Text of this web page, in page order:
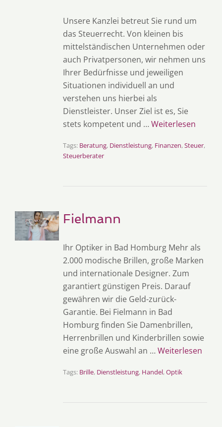
Unsere Kanzlei betreut Sie rund um
das Steuerrecht. Von kleinen bis
mittelständischen Unternehmen oder
auch Privatpersonen, wir nehmen uns
Ihrer Bedürfnisse und jeweiligen
Situationen individuell an und
verstehen uns hierbei als
Dienstleister. Unser Ziel ist es, Sie
stets kompetent und …Weiterlesen
Tags: Beratung, Dienstleistung, Finanzen,Steuer,
Steuerberater
Fielmann
Ihr Optiker in Bad Homburg Mehr als
2.000 modische Brillen, große Marken
und internationale Designer. Zum
garantiert günstigen Preis. Darauf
gewähren wir die Geld-zurück-
Garantie. Bei Fielmann in Bad
Homburg finden Sie Damenbrillen,
Herrenbrillen und Kinderbrillen sowie
eine große Auswahl an …Weiterlesen
Tags: Brille, Dienstleistung, Handel,Optik